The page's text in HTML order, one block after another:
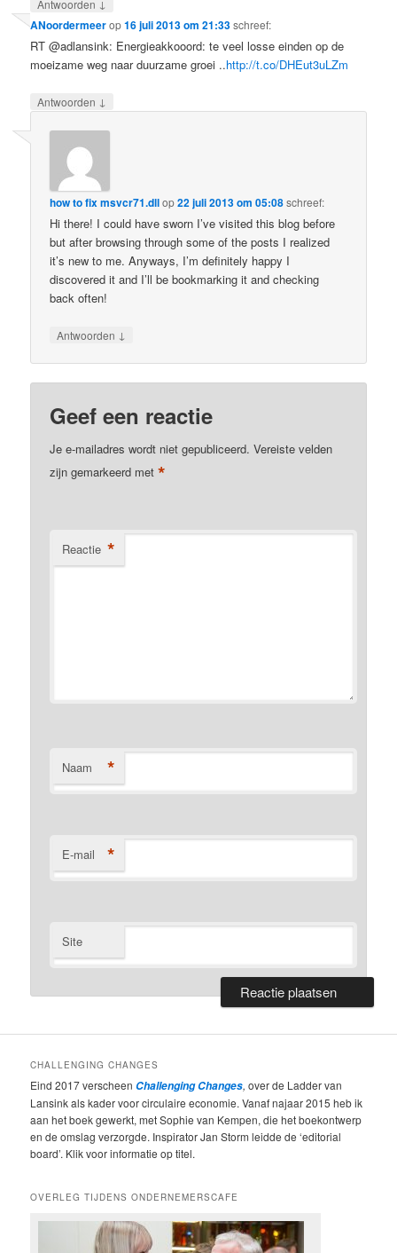
Antwoorden
ANoordermeerop16 juli 2013 om 21:33schreef:
RT @adlansink: Energieakkooord: te veel losse einden op de
moeizame weg naar duurzame groei ..http://t.co/DHEut3uLZm
Antwoorden ↓
how to fix msvcr71.dllop22 juli 2013 om 05:08schreef:
Hi there! I could have sworn I’ve visited this blog before
but after browsing through some of the posts I realized
it’s new to me. Anyways, I’m definitely happy I
discovered it and I’ll be bookmarking it and checking
back often!
Antwoorden ↓
Geef een reactie
Je e-mailadres wordt niet gepubliceerd. Vereiste velden
zijn gemarkeerd met*
Reactie *
Naam *
E-mail *
Site
CHALLENGING CHANGES
Eind 2017 verscheen Challenging Changes, over de Ladder van
Lansink als kader voor circulaire economie. Vanaf najaar 2015 heb ik
aan het boek gewerkt, met Sophie van Kempen, die het boekontwerp
en de omslag verzorgde. Inspirator Jan Storm leidde de ‘editorial
board’. Klik voor informatie op titel.
OVERLEG TIJDENS ONDERNEMERSCAFE